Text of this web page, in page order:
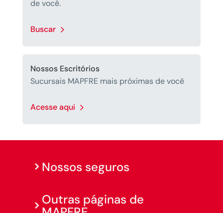
de você.
Buscar
Nossos Escritórios
Sucursais MAPFRE mais próximas de você
Acesse aqui
Nossos seguros
Outras páginas de